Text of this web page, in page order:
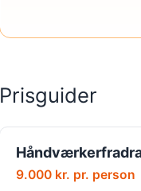
Prisguider
9.000 kr. pr. person